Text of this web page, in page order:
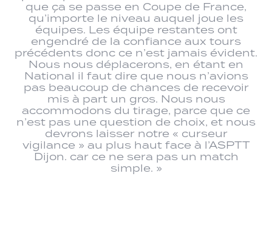
que ça se passe en Coupe de France,
qu’importe le niveau auquel joue les
équipes. Les équipe restantes ont
engendré de la confiance aux tours
précédents donc ce n’est jamais évident.
Nous nous déplacerons, en étant en
National il faut dire que nous n’avions
pas beaucoup de chances de recevoir
mis à part un gros. Nous nous
accommodons du tirage, parce que ce
n’est pas une question de choix, et nous
devrons laisser notre « curseur
vigilance » au plus haut face à l’ASPTT
Dijon. car ce ne sera pas un match
simple. »